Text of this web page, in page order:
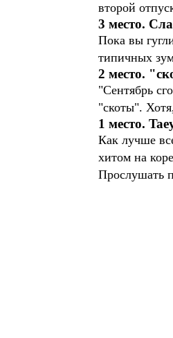
второй
3 место.
Пока вы
типичных
2 место.
"Сентябрь
"скоты".
1 место.
Как лучше
хитом на
Прослушать